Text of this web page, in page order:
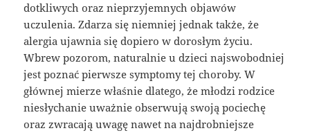
dotkliwych oraz nieprzyjemnych objawów
uczulenia. Zdarza się niemniej jednak także, że
alergia ujawnia się dopiero w dorosłym życiu.
Wbrew pozorom, naturalnie u dzieci najswobodniej
jest poznać pierwsze symptomy tej choroby. W
głównej mierze właśnie dlatego, że młodzi rodzice
niesłychanie uważnie obserwują swoją pociechę
oraz zwracają uwagę nawet na najdrobniejsze